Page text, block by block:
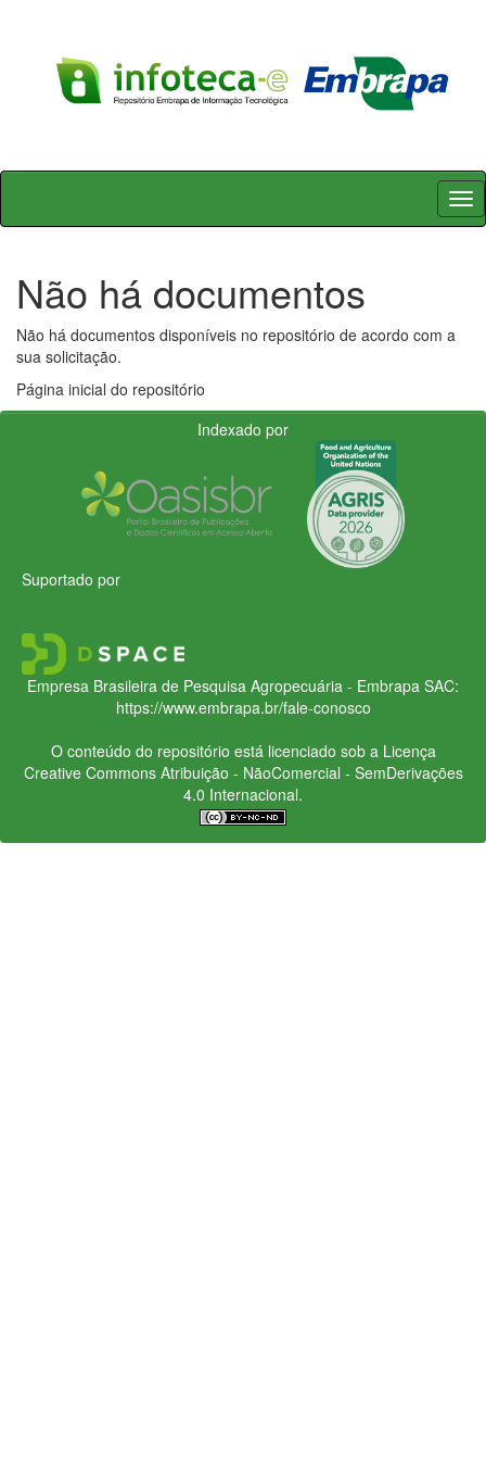
Skip
Não há documentos
Não há documentos disponíveis no repositório de acordo com a
sua solicitação.
Página inicial do repositório
Indexado por
Suportado por
Empresa Brasileira de Pesquisa Agropecuária - Embrapa SAC:
https://www.embrapa.br/fale-conosco
O conteúdo do repositório está licenciado sob a Licença
Creative CommonsAtribuição - NãoComercial - SemDerivações
4.0 Internacional.